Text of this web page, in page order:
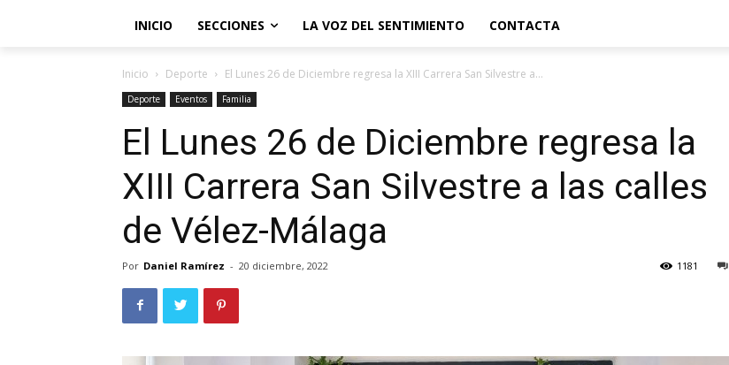
INICIO SECCIONES LA VOZ DEL SENTIMIENTO CONTACTA
Inicio Deporte El Lunes 26 de Diciembre regresa la XIII Carrera San Silvestre a...
Deporte Eventos Familia
El Lunes 26 de Diciembre regresa la
XIII Carrera San Silvestre a las calles
de Vélez-Málaga
Por Daniel Ramírez - 20 diciembre, 2022 1181